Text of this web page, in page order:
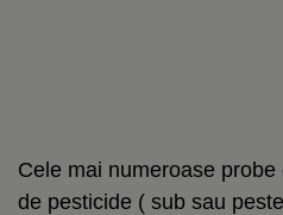
Cele mai numeroase
de pesticide ( sub sau